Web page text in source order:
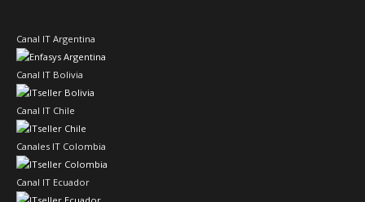
Canal IT Argentina
Canal IT Bolivia
Canal IT Chile
Canales IT Colombia
Canal IT Ecuador